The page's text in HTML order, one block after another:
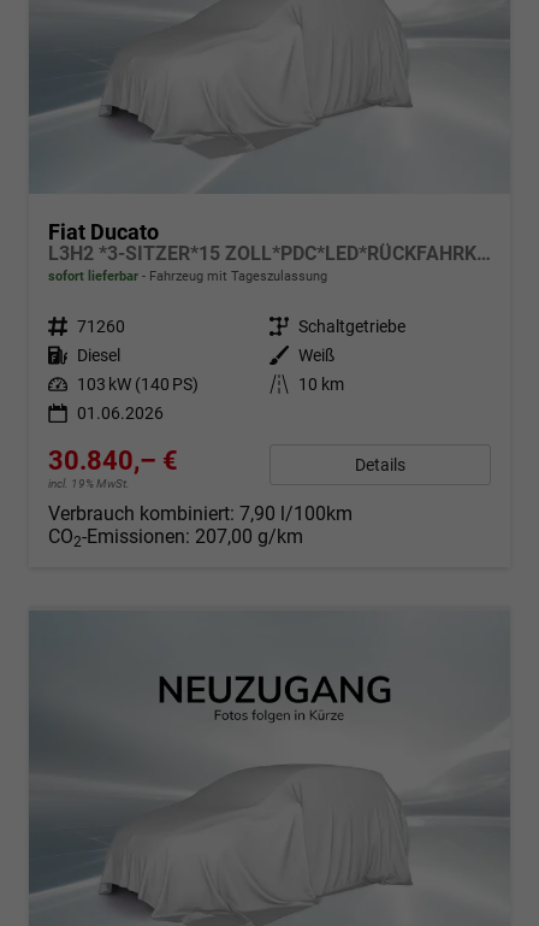
Fiat Ducato
L3H2 *3-SITZER*15 ZOLL*PDC*LED*RÜCKFAHRKAMERA*DAB*KLIMA*HECKTÜRE 260°*
sofort lieferbar Fahrzeug mit Tageszulassung
Fahrzeugnr. 71260 Getriebe Schaltgetriebe
Kraftstoff Diesel Außenfarbe Weiß
Leistung 103 kW (140 PS) Kilometerstand
10 km
01.06.2026
30.840,– €
incl. 19% MwSt.
Details
Verbrauch kombiniert: 7,90 l/100km
CO2-Emissionen: 207,00 g/km